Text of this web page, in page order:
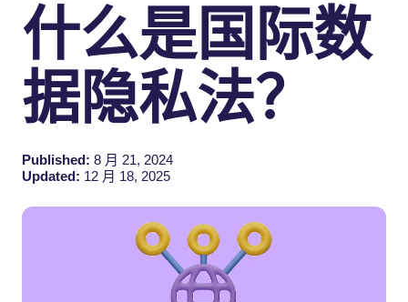
什么是国际数
据隐私法？
Published: 8 月 21, 2024
Updated: 12 月 18, 2025